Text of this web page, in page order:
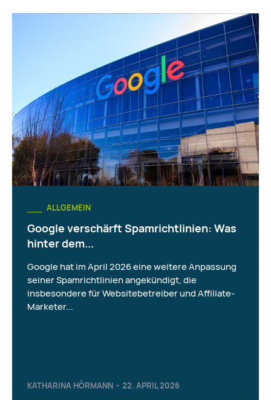
ALLGEMEIN
Google verschärft Spamrichtlinien: Was
hinter dem...
KATHARINA HÖRMANN - 22. APRIL 2026
Google hat im April 2026 eine weitere Anpassung
seiner Spamrichtlinien angekündigt, die
insbesondere für Websitebetreiber und Affiliate-
Marketer...